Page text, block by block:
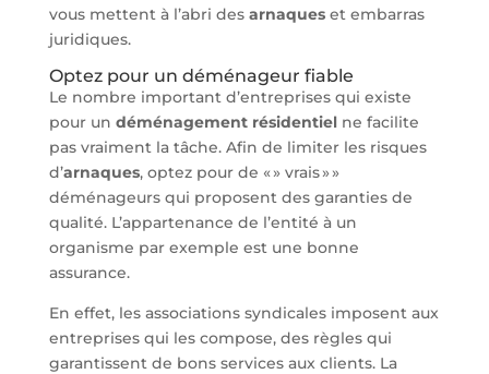
vous mettent à l’abri des arnaqueset embarras
juridiques.
Optez pour un déménageur fiable
Le nombre important d’entreprises qui existe
pour un déménagement résidentielne facilite
pas vraiment la tâche. Afin de limiter les risques
d’arnaques, optez pour de « » vrais » »
déménageurs qui proposent des garanties de
qualité. L’appartenance de l’entité à un
organisme par exemple est une bonne
assurance.
En effet, les associations syndicales imposent aux
entreprises qui les compose, des règles qui
garantissent de bons services aux clients. La